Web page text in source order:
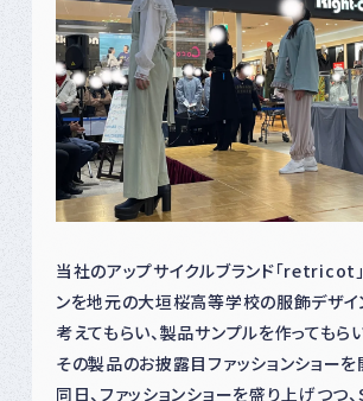
当社のアップサイクルブランド「retricot
ンを地元の大垣桜高等学校の服飾デザ
考えてもらい、製品サンプルを作ってもらい
その製品のお披露目ファッションショーを
同日、ファッションショーを盛り上げつつ